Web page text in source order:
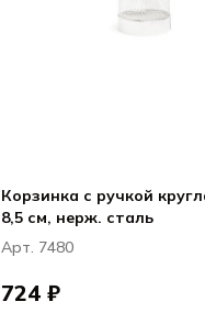
Корзинка с ручкой
8,5 см, нерж. сталь
Арт. 7480
724 ₽